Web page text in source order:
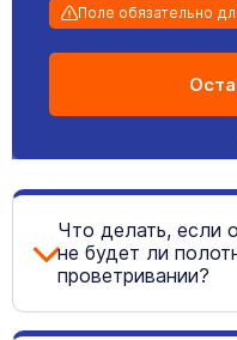
Поле обязательно
Что делать, если
не будет ли
проветривании?